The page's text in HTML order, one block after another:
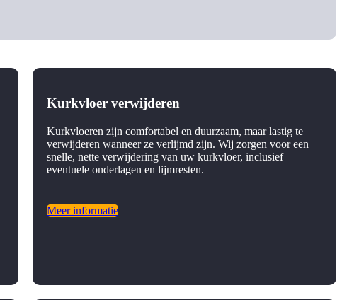
Kurkvloer verwijderen
Kurkvloeren zijn comfortabel en duurzaam, maar lastig te
verwijderen wanneer ze verlijmd zijn. Wij zorgen voor een
snelle, nette verwijdering van uw kurkvloer, inclusief
eventuele onderlagen en lijmresten.
Meer informatie